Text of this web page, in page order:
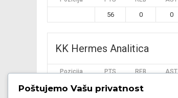
56 0 0
KK Hermes Analitica
Pozicija PTS REB AST
97 0
Poštujemo Vašu privatnost